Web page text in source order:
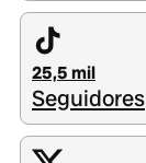
25,5 mil
Seguidores